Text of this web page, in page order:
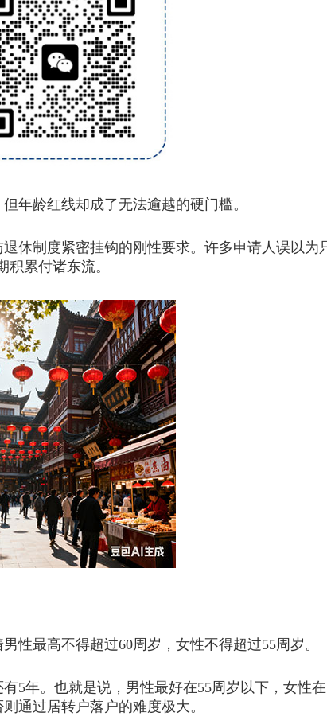
龄红线却成了无法逾越的硬门槛。
制度紧密挂钩的刚性要求。许多申请人误以为
累付诸东流。
最高不得超过60周岁，女性不得超过55周岁。
年。也就是说，男性最好在55周岁以下，女性在
通过居转户落户的难度极大。